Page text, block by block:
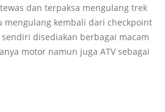
dan terpaksa mengulang trek
mengulang kembali dari checkpoint
disediakan berbagai macam
motor namun juga ATV sebagai